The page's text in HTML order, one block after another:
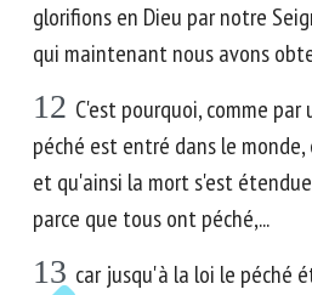
glorifions en Dieu par notre
qui maintenant nous avons
12 C'est pourquoi, comme par
péché est entré dans le
et qu'ainsi la mort s'est
parce que tous ont péché,...
13 car jusqu'à la loi le péché